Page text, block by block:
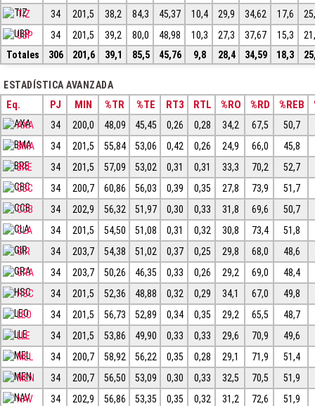
TIZ
34 201,5 38,2 84,3 45,37 10,4 29,9 34,62 17,6
UBP
34 201,5 39,2 80,0 48,98 10,3 27,3 37,67 15,3
Totales
306 201,6 39,1 85,5 45,76 9,8 28,4 34,59 18,3
ESTADÍSTICA AVANZADA
Eq. PJ MIN %TR %TE RT3 RTL %RO %RD %REB
AXA 34 200,0 48,09 45,45 0,26 0,28 34,2 67,5
50,7
BMA
34 201,5 55,84 53,06 0,42 0,26 24,9 66,0
45,8
BRE
34 201,5 57,09 53,02 0,31 0,31 33,3 70,2
52,7
CBC
34 200,7 60,86 56,03 0,39 0,35 27,8 73,9
51,7
CCB
34 202,9 56,32 51,97 0,30 0,33 31,8 69,6
50,7
CLA
34 201,5 54,50 51,08 0,31 0,32 30,8 73,4
51,8
GIR
34 203,7 54,38 51,02 0,37 0,25 29,8 68,0
48,6
GRA
34 203,7 50,26 46,35 0,33 0,26 29,2 69,0
48,4
HSC
34 201,5 52,36 48,88 0,32 0,29 34,1 67,0
49,8
LEO
34 201,5 56,73 52,89 0,34 0,35 29,2 65,5
48,7
LLE
34 201,5 53,86 49,90 0,33 0,33 29,6 70,9
49,6
MEL
34 200,7 58,92 56,22 0,35 0,28 29,1 71,9
51,4
MEN
34 200,7 56,50 53,09 0,30 0,33 32,5 70,5
51,9
NAV
34 202,9 56,86 53,35 0,35 0,32 31,2 72,6
51,9